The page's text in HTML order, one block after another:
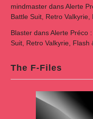
mindmasterdansAlerte
Battle Suit, Retro
BlasterdansAlerte Préco
Suit, Retro Valkyrie,
The F-Files